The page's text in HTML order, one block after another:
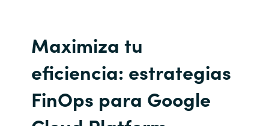
Maximiza tu
eficiencia: estrategias
FinOps para Google